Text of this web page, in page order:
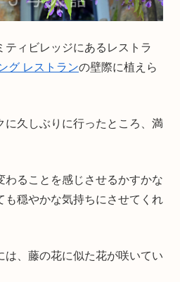
ティビレッジにあるレストラ
グ レストランの壁際に植えら
に久しぶりに行ったところ、満
わることを感じさせるかすかな
も穏やかな気持ちにさせてくれ
は、藤の花に似た花が咲いてい